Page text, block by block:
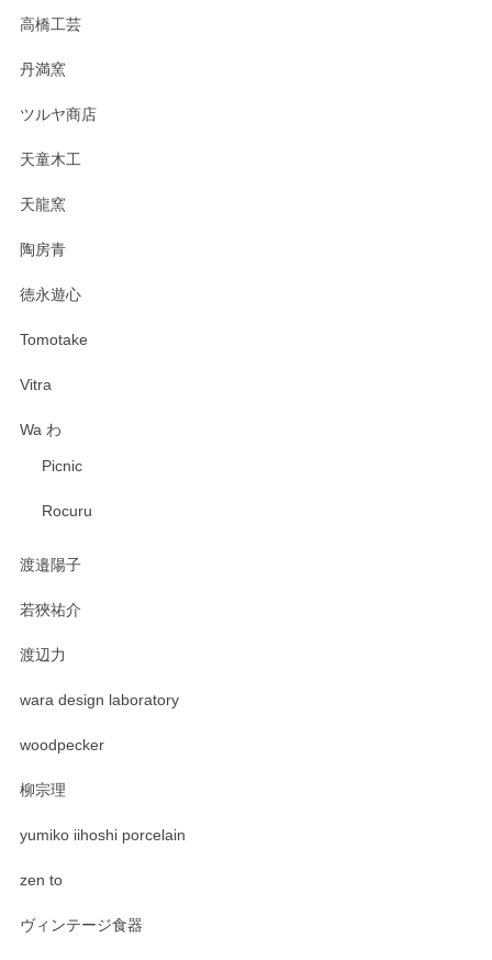
高橋工芸
丹満窯
ツルヤ商店
天童木工
天龍窯
陶房青
徳永遊心
Tomotake
Vitra
Wa わ
Picnic
Rocuru
渡邉陽子
若狹祐介
渡辺力
wara design laboratory
woodpecker
柳宗理
yumiko iihoshi porcelain
zen to
ヴィンテージ食器